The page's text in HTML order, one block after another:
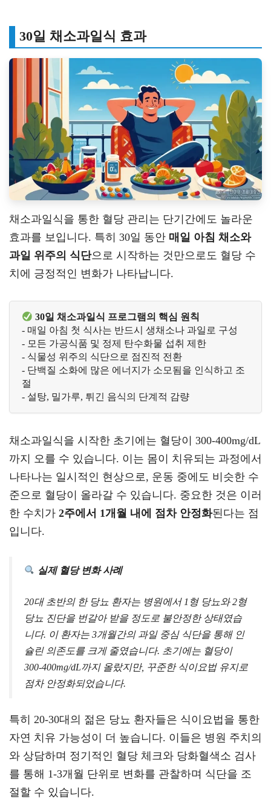
30일 채소과일식 효과
채소과일식을 통한 혈당 관리는 단기간에도 놀라운
효과를 보입니다. 특히 30일 동안 매일 아침 채소와
과일 위주의 식단으로 시작하는 것만으로도 혈당 수
치에 긍정적인 변화가 나타납니다.
30일 채소과일식 프로그램의 핵심 원칙
- 매일 아침 첫 식사는 반드시 생채소나 과일로 구성
- 모든 가공식품 및 정제 탄수화물 섭취 제한
- 식물성 위주의 식단으로 점진적 전환
- 단백질 소화에 많은 에너지가 소모됨을 인식하고 조
절
- 설탕, 밀가루, 튀긴 음식의 단계적 감량
채소과일식을 시작한 초기에는 혈당이 300-400mg/dL
까지 오를 수 있습니다. 이는 몸이 치유되는 과정에서
나타나는 일시적인 현상으로, 운동 중에도 비슷한 수
준으로 혈당이 올라갈 수 있습니다. 중요한 것은 이러
한 수치가 2주에서 1개월 내에 점차 안정화된다는 점
입니다.
실제 혈당 변화 사례
20대 초반의 한 당뇨 환자는 병원에서 1형 당뇨와 2형
당뇨 진단을 번갈아 받을 정도로 불안정한 상태였습
니다. 이 환자는 3개월간의 과일 중심 식단을 통해 인
슐린 의존도를 크게 줄였습니다. 초기에는 혈당이
300-400mg/dL까지 올랐지만, 꾸준한 식이요법 유지로
점차 안정화되었습니다.
특히 20-30대의 젊은 당뇨 환자들은 식이요법을 통한
자연 치유 가능성이 더 높습니다. 이들은 병원 주치의
와 상담하며 정기적인 혈당 체크와 당화혈색소 검사
를 통해 1-3개월 단위로 변화를 관찰하며 식단을 조
절할 수 있습니다.